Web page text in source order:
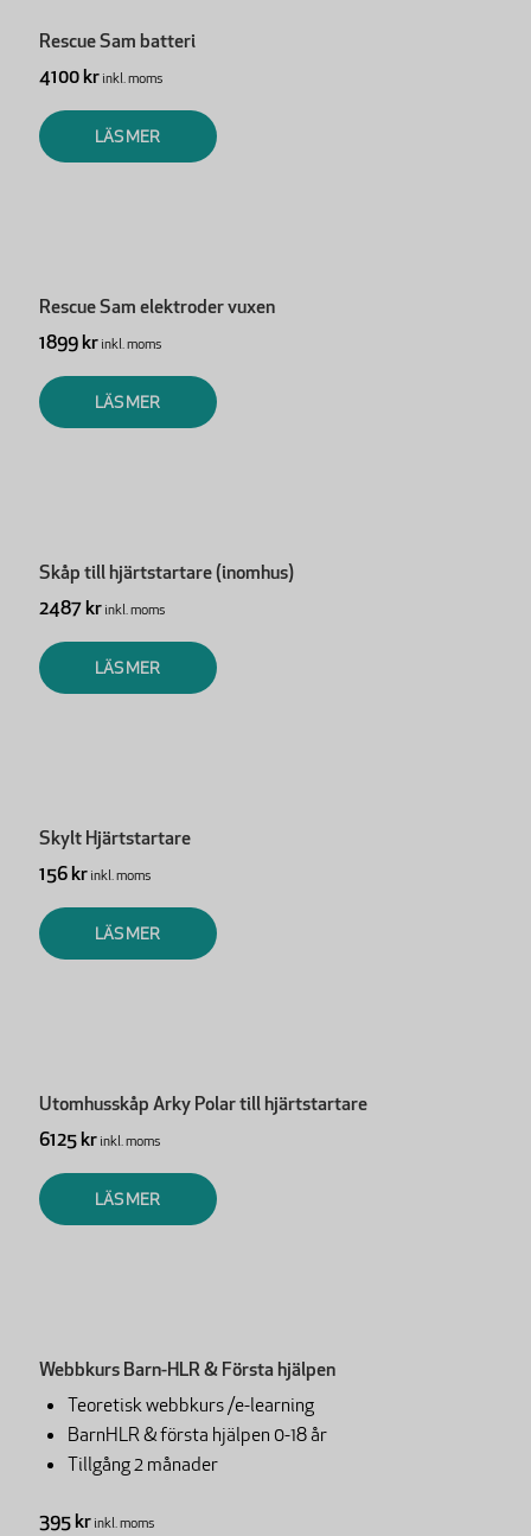
Rescue Sam batteri
4100 krinkl. moms
LÄS MER
Rescue Sam elektroder vuxen
1899 krinkl. moms
LÄS MER
Skåp till hjärtstartare (inomhus)
2487 krinkl. moms
LÄS MER
Skylt Hjärtstartare
156 krinkl. moms
LÄS MER
Utomhusskåp Arky Polar till hjärtstartare
6125 krinkl. moms
LÄS MER
Webbkurs Barn-HLR & Första hjälpen
Teoretisk webbkurs /e-learning
BarnHLR & första hjälpen 0-18 år
Tillgång 2 månader
395 krinkl. moms